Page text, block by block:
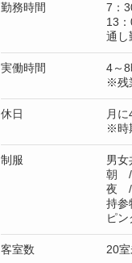
勤務時間
7：
13
通し
実働時間
4～8
※残
休日
月
※時
制服
男女
朝 /
夜 /
持参
ピン
客室数 20